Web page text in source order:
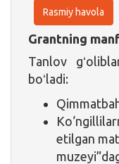
Rasmiy havola
Grantning
Tanlov
boʻladi:
etilgan